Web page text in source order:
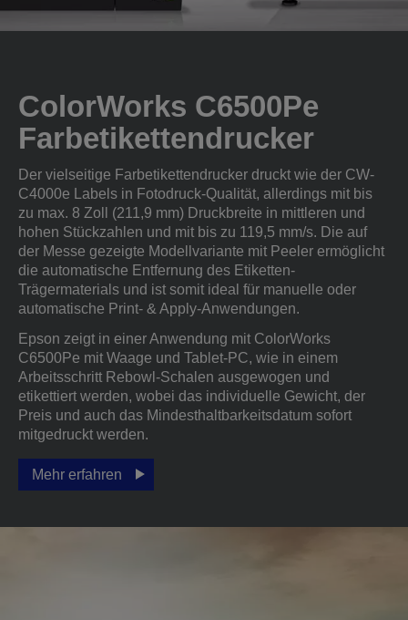
ColorWorks C6500Pe
Farbetikettendrucker
Der vielseitige Farbetikettendrucker druckt wie der CW-
C4000e Labels in Fotodruck-Qualität, allerdings mit bis
zu max. 8 Zoll (211,9 mm) Druckbreite in mittleren und
hohen Stückzahlen und mit bis zu 119,5 mm/s. Die auf
der Messe gezeigte Modellvariante mit Peeler ermöglicht
die automatische Entfernung des Etiketten-
Trägermaterials und ist somit ideal für manuelle oder
automatische Print- & Apply-Anwendungen.
Epson zeigt in einer Anwendung mit ColorWorks
C6500Pe mit Waage und Tablet-PC, wie in einem
Arbeitsschritt Rebowl-Schalen ausgewogen und
etikettiert werden, wobei das individuelle Gewicht, der
Preis und auch das Mindesthaltbarkeitsdatum sofort
mitgedruckt werden.
Mehr erfahren